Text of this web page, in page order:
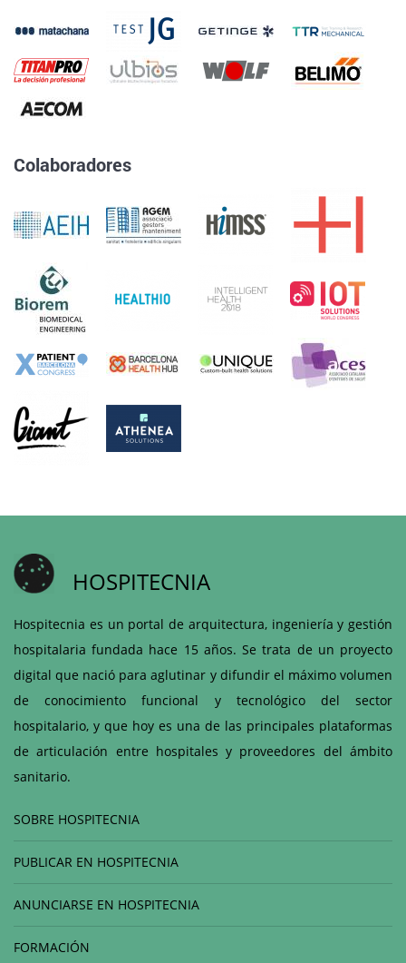
Colaboradores
HOSPITECNIA
Hospitecnia es un portal de arquitectura, ingeniería y gestión
hospitalaria fundada hace 15 años. Se trata de un proyecto
digital que nació para aglutinar y difundir el máximo volumen
de conocimiento funcional y tecnológico del sector
hospitalario, y que hoy es una de las principales plataformas
de articulación entre hospitales y proveedores del ámbito
sanitario.
SOBRE HOSPITECNIA
PUBLICAR EN HOSPITECNIA
ANUNCIARSE EN HOSPITECNIA
FORMACIÓN